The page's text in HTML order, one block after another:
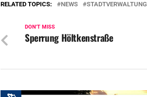
RELATED TOPICS: NEWS STADTVERWALTUNG
DON'T MISS
Sperrung Höltkenstraße